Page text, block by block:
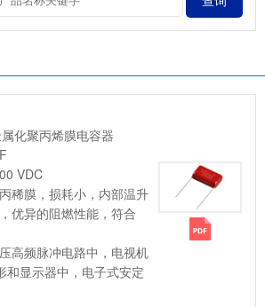
化聚丙烯膜电容器
VDC
稀膜，损耗小，内部温升
优异的阻燃性能，符合
高频脉冲电路中，电视机
和显示器中，电子式安定